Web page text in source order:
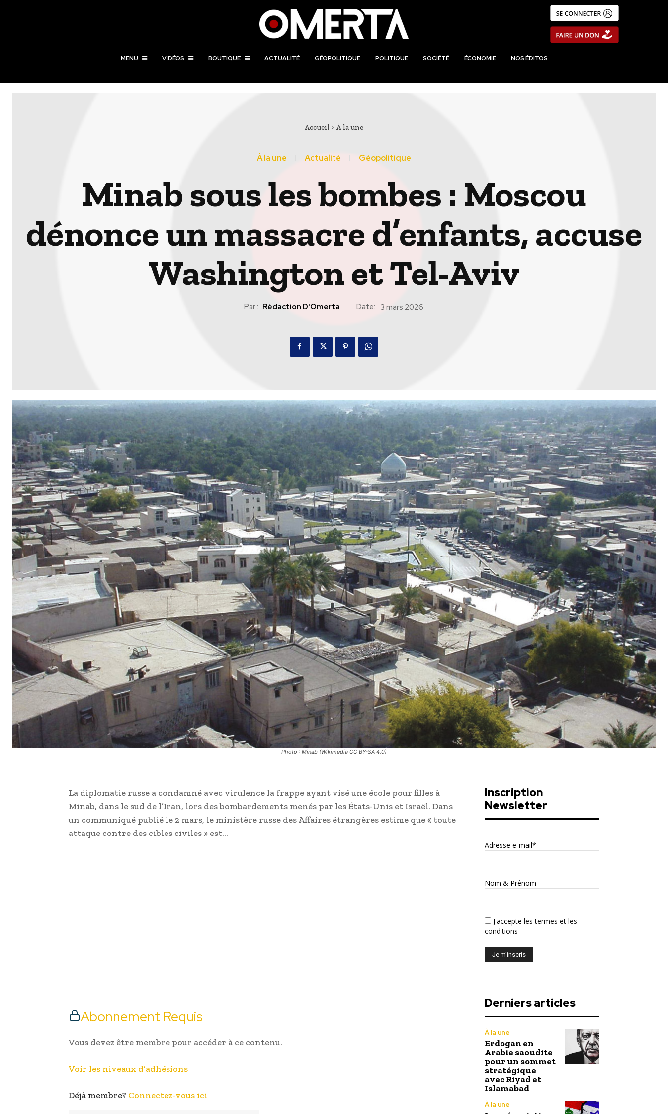
MENU VIDÉOS BOUTIQUE ACTUALITÉ GÉOPOLITIQUE POLITIQUE SOCIÉTÉ ÉCONOMIE NOS ÉDITOS
Accueil À la une
À la une Actualité Géopolitique
Minab sous les bombes : Moscou
dénonce un massacre d’enfants, accuse
Washington et Tel-Aviv
Par : Rédaction D'Omerta Date: 3 mars 2026
Photo : Minab (Wikimedia CC BY-SA 4.0)
La diplomatie russe a condamné avec virulence la frappe ayant visé une école pour filles à
Minab, dans le sud de l’Iran, lors des bombardements menés par les États-Unis et Israël. Dans
un communiqué publié le 2 mars, le ministère russe des Affaires étrangères estime que « toute
attaque contre des cibles civiles » est…
Abonnement Requis
Vous devez être membre pour accéder à ce contenu.
Voir les niveaux d’adhésions
Déjà membre? Connectez-vous ici
Inscription
Newsletter
Adresse e-mail*
Nom & Prénom
J'accepte les termes et les
conditions
Derniers articles
À la une
Erdogan en
Arabie saoudite
pour un sommet
stratégique
avec Riyad et
Islamabad
À la une